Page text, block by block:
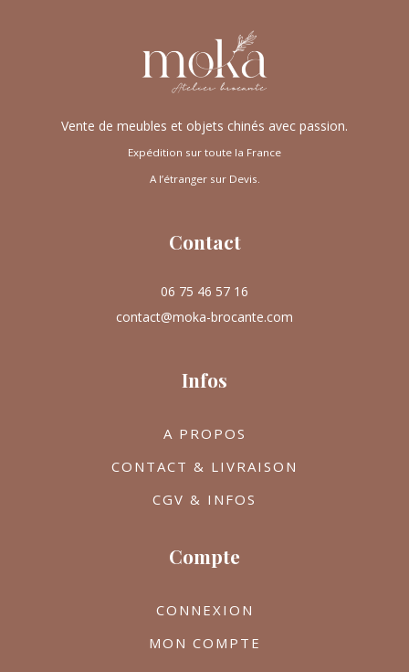
Vente de meubles et objets chinés avec passion.
Expédition sur toute la France
A l’étranger sur Devis.
Contact
06 75 46 57 16
contact@moka-brocante.com
Infos
A PROPOS
CONTACT & LIVRAISON
CGV & INFOS
Compte
CONNEXION
MON COMPTE